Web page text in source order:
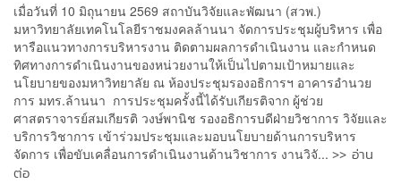
เมื่อวันที่ 10 มิถุนายน 2569 สถาบันวิจัยและพัฒนา (สวพ.)
มหาวิทยาลัยเทคโนโลยีราชมงคลล้านนา จัดการประชุมผู้บริหาร เพื่อ
หารือแนวทางการบริหารงาน ติดตามผลการดำเนินงาน และกำหนด
ทิศทางการดำเนินงานของหน่วยงานให้เป็นไปตามเป้าหมายและ
นโยบายของมหาวิทยาลัย ณ ห้องประชุมรองอธิการฯ อาคารอำนวย
การ มทร.ล้านนา การประชุมครั้งนี้ได้รับเกียรติจาก ผู้ช่วย
ศาสตราจารย์สมเกียรติ วงษ์พานิช รองอธิการบดีฝ่ายวิชาการ วิจัยและ
บริการวิชาการ เข้าร่วมประชุมและมอบนโยบายด้านการบริหาร
จัดการ เพื่อขับเคลื่อนการดำเนินงานด้านวิชาการ งานวิจั... >> อ่าน
ต่อ